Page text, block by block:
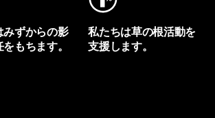
みずからの影
もちます。
私たちは草の根活動を
支援します。